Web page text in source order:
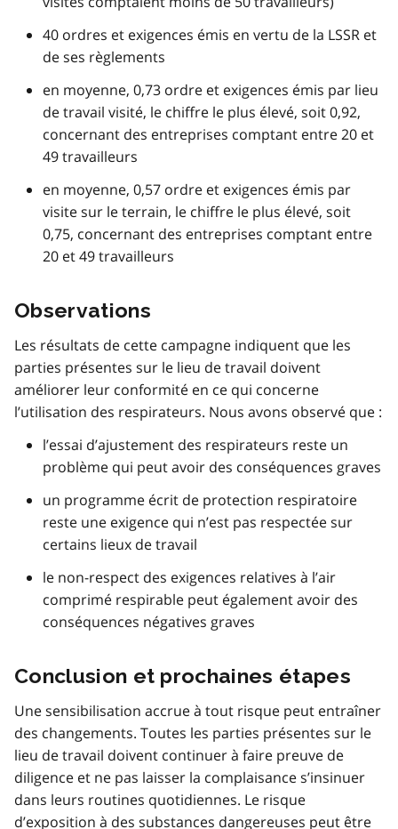
40 ordres et exigences émis en vertu de la LSSR et
de ses règlements
en moyenne, 0,73 ordre et exigences émis par lieu
de travail visité, le chiffre le plus élevé, soit 0,92,
concernant des entreprises comptant entre 20 et
49 travailleurs
en moyenne, 0,57 ordre et exigences émis par
visite sur le terrain, le chiffre le plus élevé, soit
0,75, concernant des entreprises comptant entre
20 et 49 travailleurs
Observations
Les résultats de cette campagne indiquent que les
parties présentes sur le lieu de travail doivent
améliorer leur conformité en ce qui concerne
l’utilisation des respirateurs. Nous avons observé que :
l’essai d’ajustement des respirateurs reste un
problème qui peut avoir des conséquences graves
un programme écrit de protection respiratoire
reste une exigence qui n’est pas respectée sur
certains lieux de travail
le non-respect des exigences relatives à l’air
comprimé respirable peut également avoir des
conséquences négatives graves
Conclusion et prochaines étapes
Une sensibilisation accrue à tout risque peut entraîner
des changements. Toutes les parties présentes sur le
lieu de travail doivent continuer à faire preuve de
diligence et ne pas laisser la complaisance s’insinuer
dans leurs routines quotidiennes. Le risque
d’exposition à des substances dangereuses peut être